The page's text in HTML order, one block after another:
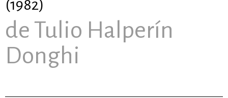
(1982)
de Tulio Halperín
Donghi